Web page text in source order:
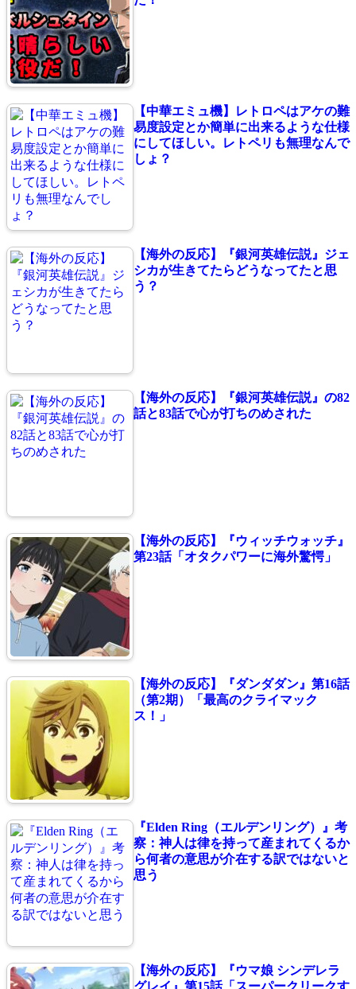
【中華エミュ機】レトロペはアケの難
易度設定とか簡単に出来るような仕様
にしてほしい。レトペリも無理なんで
しょ？
【海外の反応】『銀河英雄伝説』ジェ
シカが生きてたらどうなってたと思
う？
【海外の反応】『銀河英雄伝説』の82
話と83話で心が打ちのめされた
【海外の反応】『ウィッチウォッチ』
第23話「オタクパワーに海外驚愕」
【海外の反応】『ダンダダン』第16話
（第2期）「最高のクライマック
ス！」
『Elden Ring（エルデンリング）』考
察：神人は律を持って産まれてくるか
ら何者の意思が介在する訳ではないと
思う
【海外の反応】『ウマ娘 シンデレラ
グレイ』第15話「スーパークリークす